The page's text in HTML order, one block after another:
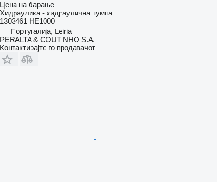
Цена на барање
Хидраулика - хидраулична пумпа
1303461 HE1000
Португалија, Leiria
PERALTA & COUTINHO S.A.
Контактирајте го продавачот